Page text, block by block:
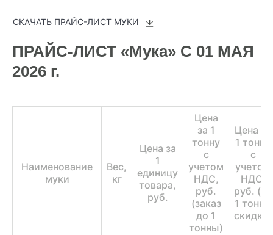
СКАЧАТЬ ПРАЙС-ЛИСТ МУКИ
ПРАЙС-ЛИСТ «Мука» С 01 МАЯ
2026 г.
Наименование
муки
Вес,
кг
Цена за
1
единицу
товара,
руб.
Цена
за 1
тонну
с
учетом
НДС,
руб.
(заказ
до 1
тонны)
Цена за
1 тонну
с
учетом
НДС,
руб. (от
1 тонны
скидка)